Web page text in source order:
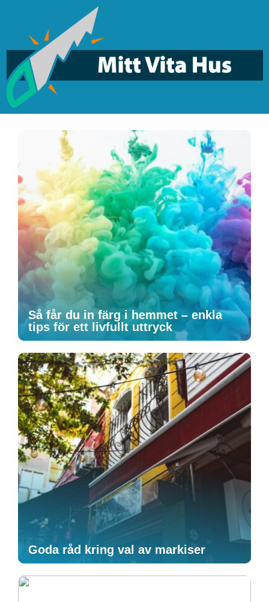
Så får du in färg i hemmet – enkla
tips för ett livfullt uttryck
Goda råd kring val av markiser